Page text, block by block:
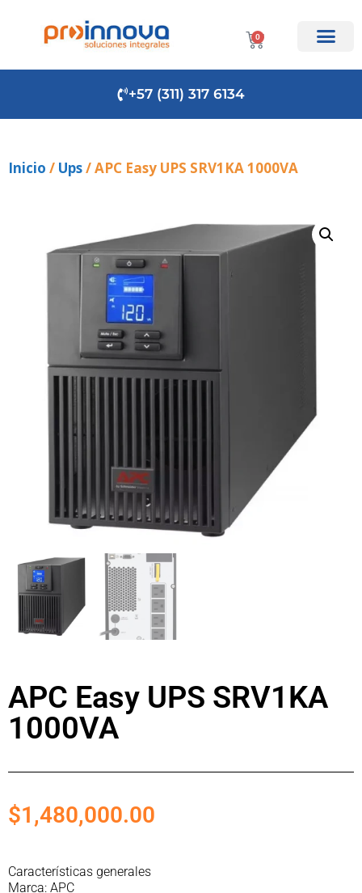
0
+57 (311) 317 6134
Inicio / Ups/ APC Easy UPS SRV1KA 1000VA
APC Easy UPS SRV1KA
1000VA
$1,480,000.00
Características generales
Marca: APC